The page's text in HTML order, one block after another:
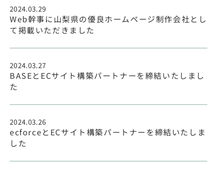
2024.03.29
Web幹事に山梨県の優良ホームページ制作会社とし
て掲載いただきました
2024.03.27
BASEとECサイト構築パートナーを締結いたしまし
た
2024.03.26
ecforceとECサイト構築パートナーを締結いたしま
した